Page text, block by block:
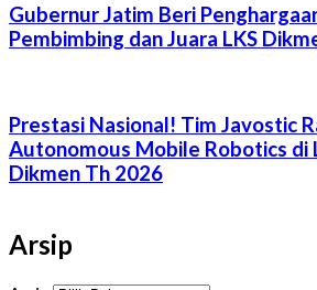
Gubernur Jatim Beri
Pembimbing dan Juara LKS
Prestasi Nasional! Tim Javostic
Autonomous Mobile Robotics di
Dikmen Th 2026
Arsip